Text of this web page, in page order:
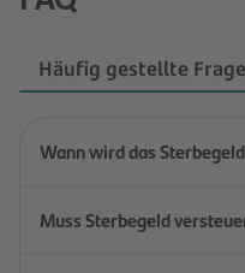
Häufig gestellte
Wann wird das
Muss Sterbegeld